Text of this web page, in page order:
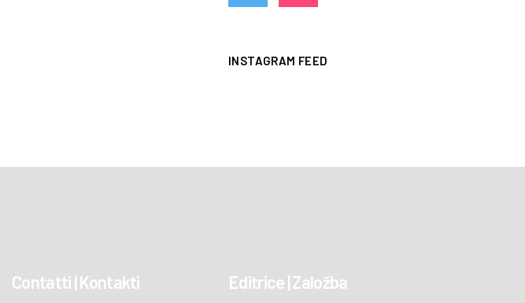
INSTAGRAM FEED
Contatti | Kontakti Editrice | Založba